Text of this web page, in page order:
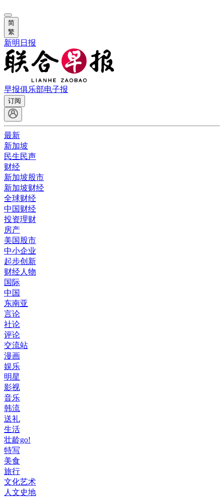
简
繁
新明日报
早报俱乐部电子报
订阅
最新
新加坡
民生民声
财经
新加坡股市
新加坡财经
全球财经
中国财经
投资理财
房产
美国股市
中小企业
起步创新
财经人物
国际
中国
东南亚
言论
社论
评论
交流站
漫画
娱乐
明星
影视
音乐
韩流
送礼
生活
壮龄go!
特写
美食
旅行
文化艺术
人文史地